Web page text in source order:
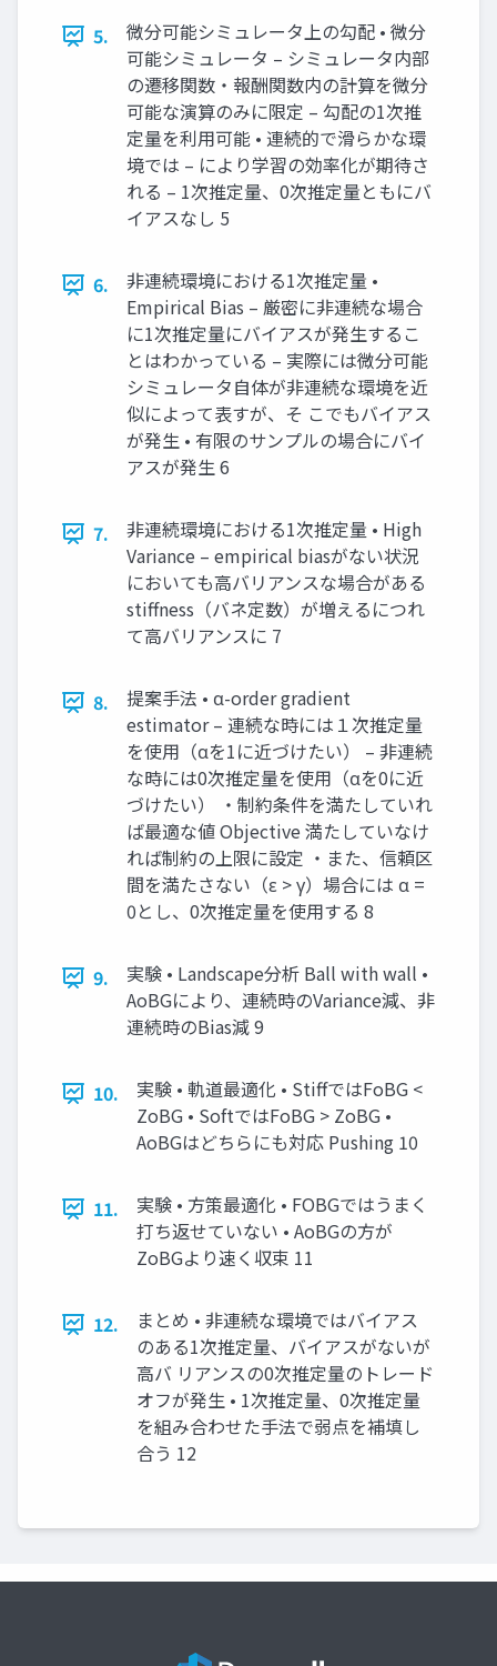
5.
微分可能シミュレータ上の勾配 • 微分
可能シミュレータ – シミュレータ内部
の遷移関数・報酬関数内の計算を微分
可能な演算のみに限定 – 勾配の1次推
定量を利用可能 • 連続的で滑らかな環
境では – により学習の効率化が期待さ
れる – 1次推定量、0次推定量ともにバ
イアスなし 5
6.
非連続環境における1次推定量 •
Empirical Bias – 厳密に非連続な場合
に1次推定量にバイアスが発生するこ
とはわかっている – 実際には微分可能
シミュレータ自体が非連続な環境を近
似によって表すが、そ こでもバイアス
が発生 • 有限のサンプルの場合にバイ
アスが発生 6
7.
非連続環境における1次推定量 • High
Variance – empirical biasがない状況
においても高バリアンスな場合がある
stiffness（バネ定数）が増えるにつれ
て高バリアンスに 7
8.
提案手法 • α-order gradient
estimator – 連続な時には１次推定量
を使用（αを1に近づけたい） – 非連続
な時には0次推定量を使用（αを0に近
づけたい） ・制約条件を満たしていれ
ば最適な値 Objective 満たしていなけ
れば制約の上限に設定 ・また、信頼区
間を満たさない（ε > γ）場合には α =
0とし、0次推定量を使用する 8
9.
実験 • Landscape分析 Ball with wall •
AoBGにより、連続時のVariance減、非
連続時のBias減 9
10.
実験 • 軌道最適化 • StiffではFoBG <
ZoBG • SoftではFoBG > ZoBG •
AoBGはどちらにも対応 Pushing 10
11.
実験 • 方策最適化 • FOBGではうまく
打ち返せていない • AoBGの方が
ZoBGより速く収束 11
12.
まとめ • 非連続な環境ではバイアス
のある1次推定量、バイアスがないが
高バ リアンスの0次推定量のトレード
オフが発生 • 1次推定量、0次推定量
を組み合わせた手法で弱点を補填し
合う 12